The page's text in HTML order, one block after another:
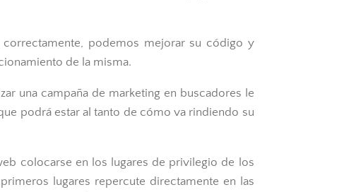
podemos mejorar su código y
de la misma.
una campaña de marketing en buscadores le
podrá estar al tanto de cómo va rindiendo su
colocarse en los lugares de privilegio de los
lugares repercute directamente en las